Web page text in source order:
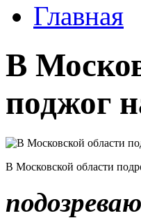
Главная
В
поджог
В Московской области